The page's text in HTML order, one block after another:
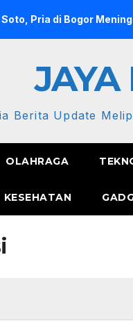
Pria di Bogor
JAYA
Berita Update
OLAHRAGA
KESEHATAN